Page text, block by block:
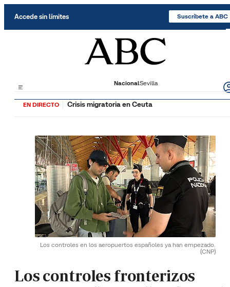
Accede sin límites Suscríbete a ABC
NacionalSevilla
EN DIRECTO Crisis migratoria en Ceuta
Los controles en los aeropuertos españoles ya han empezado.
(CNP)
Los controles fronterizos